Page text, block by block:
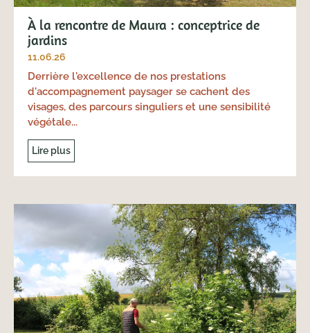
À la rencontre de Maura : conceptrice de
jardins
11.06.26
Derrière l'excellence de nos prestations
d'accompagnement paysager se cachent des
visages, des parcours singuliers et une sensibilité
végétale...
Lire plus